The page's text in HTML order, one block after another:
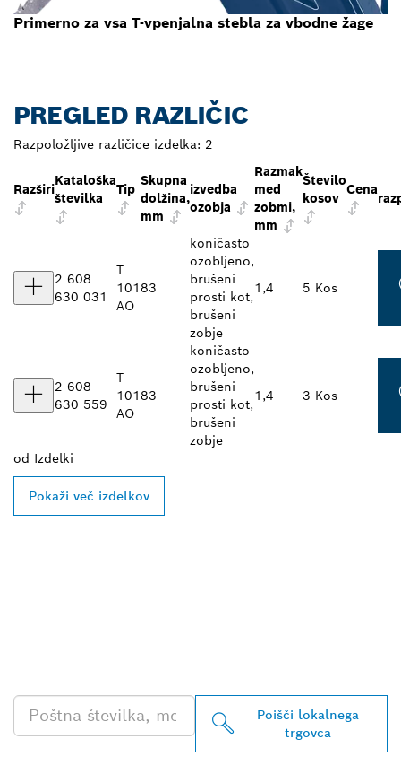
Primerno za vsa T-vpenjalna stebla za vbodne žage
PREGLED RAZLIČIC
Razpoložljive različice izdelka: 2
Razširi
Kataloška
številka
Tip
Skupna
dolžina,
mm
izvedba
ozobja
Razmak
med
zobmi,
mm
Število
kosov
Cena
2 608
630 031
T
101
AO
83
koničasto
ozobljeno,
brušeni
prosti kot,
brušeni
zobje
1,4 5 Kos
2 608
630 559
T
101
AO
83
koničasto
ozobljeno,
brušeni
prosti kot,
brušeni
zobje
1,4 3 Kos
od Izdelki
Pokaži več izdelkov
Poišči lokalnega
trgovca